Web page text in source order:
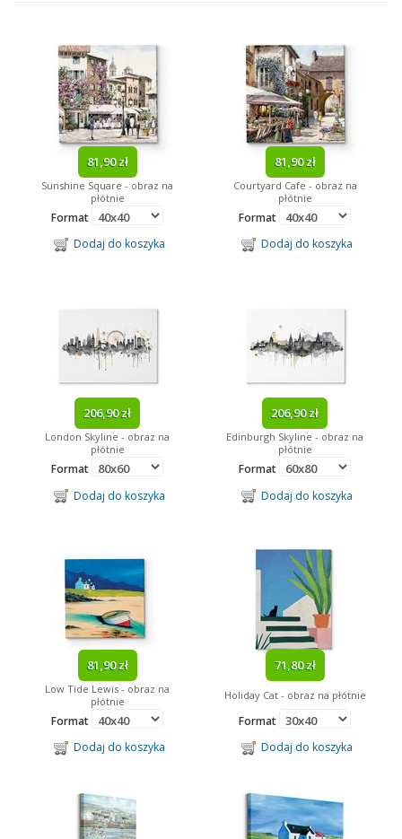
Fototapety
Obrazy
Obrazy Na Płótnie
Kalendarze
Gadżety
piłka nożna
filmowe
obraz na drewnie
lustra w ramie James Bond
sport
Barcelona
Arsenal Ronaldo
trójwymiarowe
Star Wars
Kubuś Puchatek
Despicable Me
Looney Tunes
81,90 zł
Sunshine Square - obraz na
płótnie
Format
Dodaj do koszyka
81,90 zł
Courtyard Cafe - obraz na
płótnie
Format
Dodaj do koszyka
206,90 zł
London Skyline - obraz na
płótnie
Format
Dodaj do koszyka
206,90 zł
Edinburgh Skyline - obraz na
płótnie
Format
Dodaj do koszyka
81,90 zł
Low Tide Lewis - obraz na
płótnie
Format
Dodaj do koszyka
71,80 zł
Holiday Cat - obraz na płótnie
Format
Dodaj do koszyka